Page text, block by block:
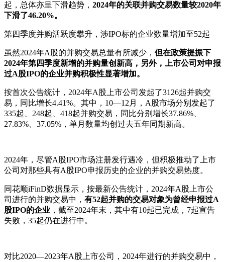
起，总体亦呈下滑趋势， 2024年的关联并购交易数量较2020年
下滑了46.20%。
第四季度并购活跃度攀升，涉IPO标的企业数量增加至52起
虽然2024年A股的并购交易总量有所减少， 但在政策提振下
2024年第四季度新增的并购量创新高，另外，上市公司对申报
过A股IPO的企业并购积极性显著增加。
按首次公告统计，2024年A股上市公司发起了3126起并购交
易，同比增长4.41%。其中，10—12月，A股市场分别发起了
335起、248起、418起并购交易，同比分别增长37.86%、
27.83%、37.05%，单月数量均创过去五年同期新高。
2024年，尽管A股IPO市场注册发行遇冷，但积极推动了上市
公司对那些具有A股IPO申报历史的企业的并购交易热度。
同花顺iFinD数据显示，按最新公告统计，2024年A股上市公
司进行的并购交易中， 有52起并购的交易对象为曾经申报过A
股IPO的企业 ，截至2024年末，其中有10起已完成，7起宣告
失败，35起仍在进行中。
对比2020—2023年A股上市公司，2024年进行的并购交易中，